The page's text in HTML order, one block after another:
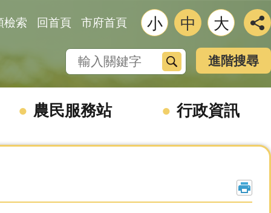
檢索 回首頁 市府首頁 小 中 大
搜尋 進階搜尋
農民服務站 行政資訊